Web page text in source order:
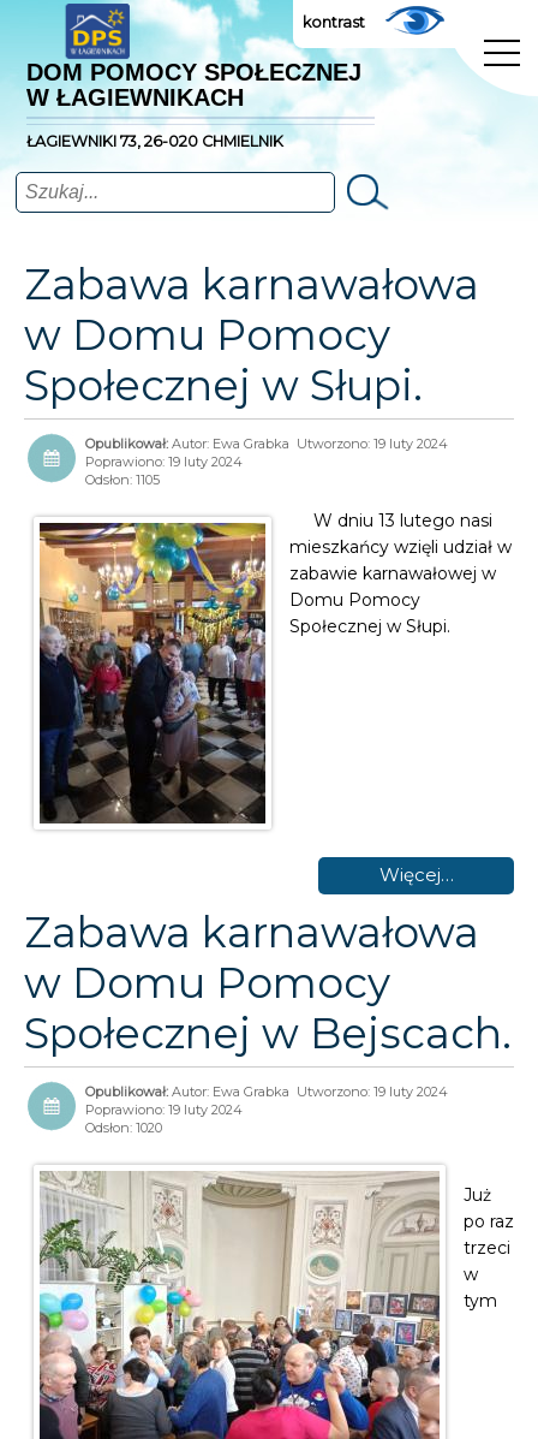
DOM POMOCY SPOŁECZNEJ
W ŁAGIEWNIKACH
ŁAGIEWNIKI 73, 26-020 CHMIELNIK
kontrast
Szukaj
Zabawa karnawałowa
w Domu Pomocy
Społecznej w Słupi.
Autor: Ewa Grabka Utworzono: 19 luty 2024
Poprawiono: 19 luty 2024
Odsłon: 1105
W dniu 13 lutego nasi
mieszkańcy wzięli udział w
zabawie karnawałowej w
Domu Pomocy
Społecznej w Słupi.
Więcej…
Zabawa karnawałowa
w Domu Pomocy
Społecznej w Bejscach.
Autor: Ewa Grabka Utworzono: 19 luty 2024
Poprawiono: 19 luty 2024
Odsłon: 1020
Już
po raz
trzeci
w
tym